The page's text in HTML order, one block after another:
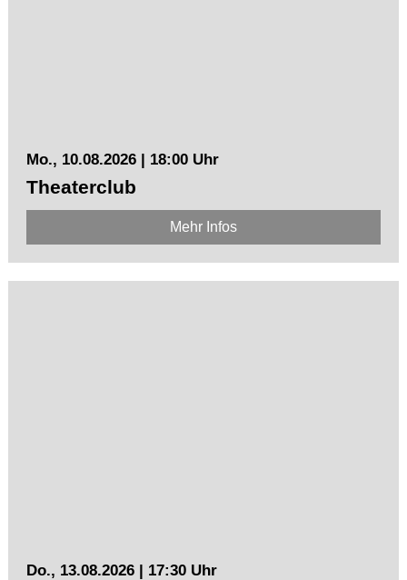
Mo., 10.08.2026 | 18:00 Uhr
Theaterclub
Mehr Infos
Do., 13.08.2026 | 17:30 Uhr